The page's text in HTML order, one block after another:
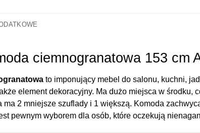
ciemnogranatowa 153 cm
to imponujący mebel do salonu, kuchni,
element dekoracyjny. Ma dużo miejsca w
ma 2 mniejsze szuflady i 1 większą. Komoda
pewnym wyborem dla osób, które oczekują